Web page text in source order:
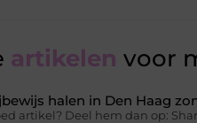
artikelen voor
halen in Den Haag
artikel? Deel hem dan op: